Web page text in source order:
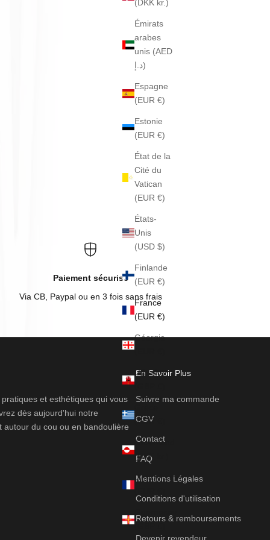
(DKK kr.)
Émirats
arabes
unis (AED
د.إ)
Espagne
(EUR €)
Estonie
(EUR €)
État de la
Cité du
Vatican
(EUR €)
États-
Unis
(USD $)
Finlande
(EUR €)
France
(EUR €)
Géorgie
Gibraltar
(EUR €)
Groenland
(DKK kr.)
Guadeloupe
Paiement sécurisé
Via CB, Paypal ou en 3 fois sans frais
et esthétiques qui vous
dès aujourd'hui notre
du cou ou en bandoulière
En Savoir Plus
Suivre ma commande
CGV
Contact
FAQ
Mentions Légales
Conditions d'utilisation
Retours & remboursements
Devenir revendeur